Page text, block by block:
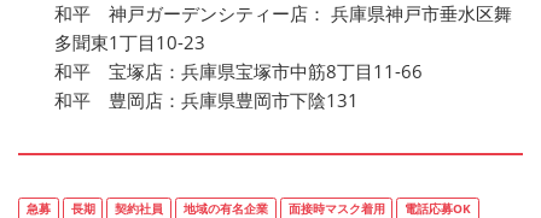
和平 神戸ガーデンシティー店： 兵庫県神戸市垂水区舞
多聞東1丁目10-23
和平 宝塚店：兵庫県宝塚市中筋8丁目11-66
和平 豊岡店：兵庫県豊岡市下陰131
急募 長期 契約社員 地域の有名企業 面接時マスク着用
電話応募OK